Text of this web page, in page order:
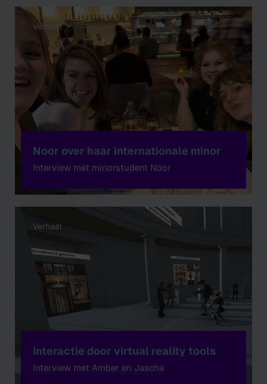
Verhaal
Noor over haar internationale minor
Interview met minorstudent Noor
Verhaal
Interactie door virtual reality tools
Interview met Amber en Jascha